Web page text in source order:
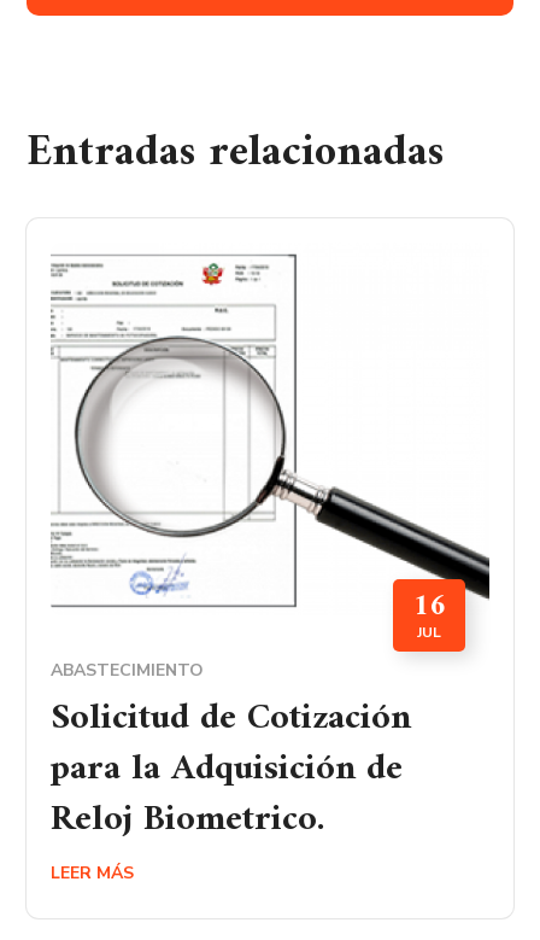
Entradas relacionadas
16
JUL
ABASTECIMIENTO
Solicitud de Cotización
para la Adquisición de
Reloj Biometrico.
LEER MÁS